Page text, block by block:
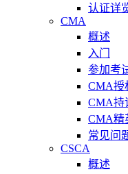
认证详
CMA
概述
入门
参加考
CMA授
CMA持
CMA精
常见问
CSCA
概述